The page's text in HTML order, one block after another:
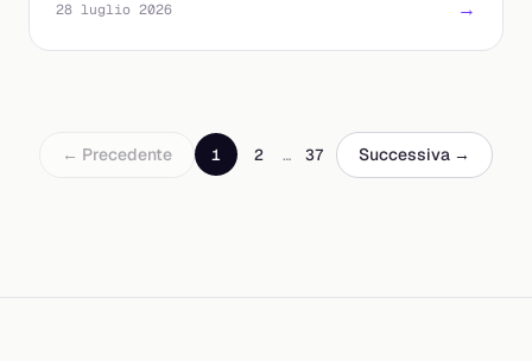
28 luglio 2026 →
← Precedente 1 2 … 37 Successiva →